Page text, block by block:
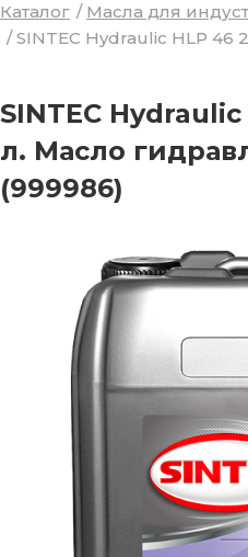
Каталог / Масла для
/ SINTEC Hydraulic HLP 46
SINTEC
л. Масло
(999986)